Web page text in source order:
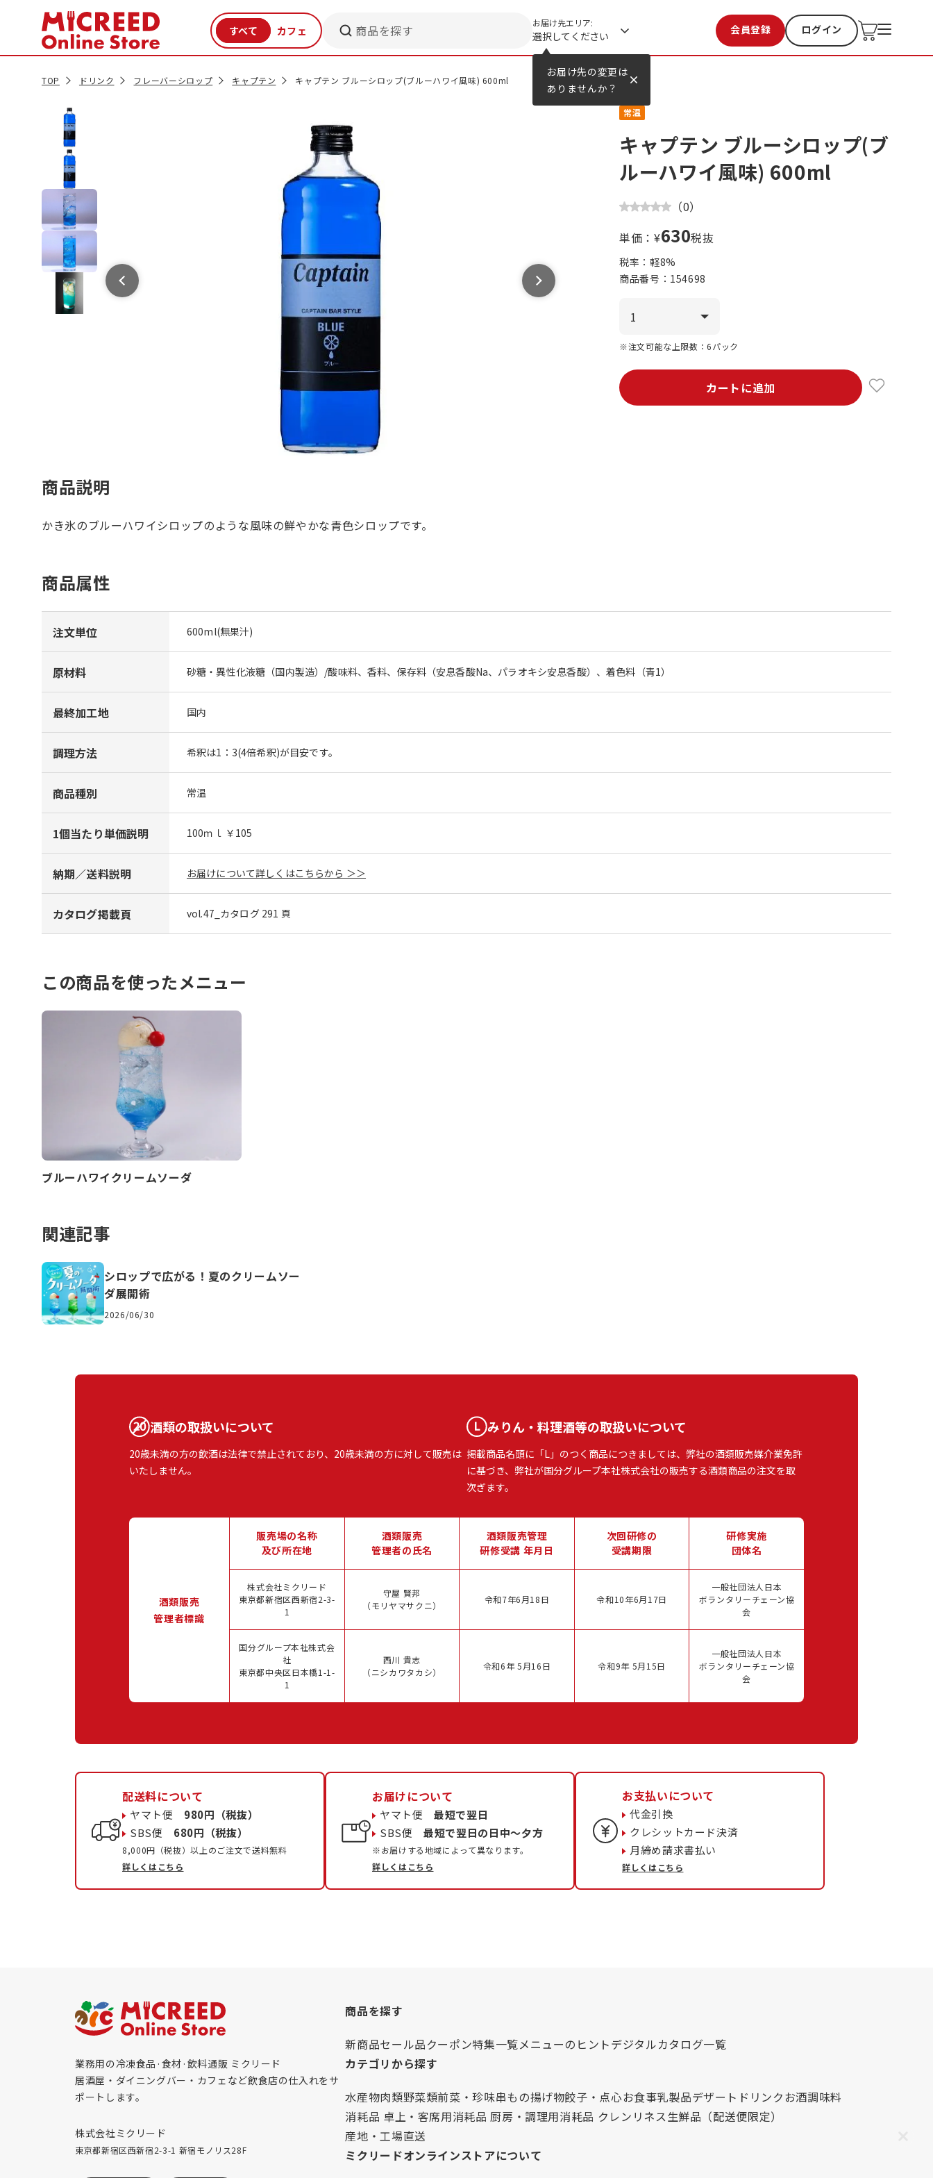
お届け先の変更は
ありませんか？
商品を探す お届け先エリア:
選択してください 会員登録 ログイン
お気に入り 過去購入
TOP ドリンク フレーバーシロップ キャプテン キャプテン ブルーシロップ(ブルーハワイ風味) 600ml
常温
キャプテン ブルーシロップ(ブ
ルーハワイ風味) 600ml
（0）
単価：¥630税抜
税率：軽8%
商品番号： 154698
※注文可能な上限数：6パック
カートに追加
商品説明
かき氷のブルーハワイシロップのような風味の鮮やかな青色シロップです。
商品属性
注文単位 600ml(無果汁)
原材料 砂糖・異性化液糖（国内製造）/酸味料、香料、保存料（安息香酸Na、パラオキシ安息香酸）、着色料（青1）
最終加工地 国内
調理方法 希釈は1：3(4倍希釈)が目安です。
商品種別 常温
1個当たり単価説明 100ｍｌ ￥105
納期／送料説明 お届けについて詳しくはこちらから ＞＞
カタログ掲載頁 vol.47_カタログ 291 頁
この商品を使ったメニュー
ブルーハワイクリームソーダ
関連記事
シロップで広がる！夏のクリームソー
ダ展開術
2026/06/30
酒類の取扱いについて
20歳未満の方の飲酒は法律で禁止されており、20歳未満の方に対して販売は
いたしません。
みりん・料理酒等の取扱いについて
掲載商品名頭に「L」のつく商品につきましては、弊社の酒類販売媒介業免許
に基づき、弊社が国分グループ本社株式会社の販売する酒類商品の注文を取
次ぎます。
酒類販売
管理者標識
販売場の名称
及び所在地
酒類販売
管理者の氏名
酒類販売管理
研修受講 年月日
次回研修の
受講期限
研修実施
団体名
株式会社ミクリード
東京都新宿区西新宿2-3-
1
守屋 賢邦
（モリヤマサクニ）
令和7年6月18日 令和10年6月17日
一般社団法人日本
ボランタリーチェーン協
会
国分グループ本社株式会
社
東京都中央区日本橋1-1-
1
西川 貴志
（ニシカワタカシ）
令和6年 5月16日 令和9年 5月15日
一般社団法人日本
ボランタリーチェーン協
会
配送料について
ヤマト便 980円（税抜）
SBS便 680円（税抜）
8,000円（税抜）以上のご注文で送料無料
詳しくはこちら
お届けについて
ヤマト便最短で翌日
SBS便最短で翌日の日中〜夕方
※お届けする地域によって異なります。
詳しくはこちら
お支払いについて
代金引換
クレシットカード決済
月締め請求書払い
詳しくはこちら
業務用の冷凍食品·食材·飲料通販 ミクリード
居酒屋・ダイニングバー・カフェなど飲食店の仕入れをサ
ポートします。
株式会社ミクリード
東京都新宿区西新宿2-3-1 新宿モノリス28F
商品を探す
新商品セール品クーポン特集一覧メニューのヒントデジタルカタログ一覧
カテゴリから探す
水産物肉類野菜類前菜・珍味串もの揚げ物餃子・点心お食事乳製品デザート ドリンクお酒調味料
消耗品 卓上・客席用消耗品 厨房・調理用消耗品 クレンリネス生鮮品（配送便限定）
産地・工場直送
ミクリードオンラインストアについて